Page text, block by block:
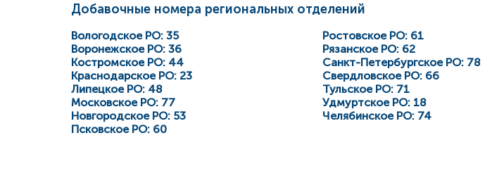
Добавочные номера региональных отделений
Вологодское РО: 35
Воронежское РО: 36
Костромское РО: 44
Краснодарское РО: 23
Липецкое РО: 48
Московское РО: 77
Новгородское РО: 53
Псковское РО: 60
Ростовское РО: 61
Рязанское РО: 62
Санкт-Петербургское РО: 78
Свердловское РО: 66
Тульское РО: 71
Удмуртское РО: 18
Челябинское РО: 74